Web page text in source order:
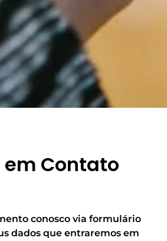
em Contato
conosco via formulário
dados que entraremos em